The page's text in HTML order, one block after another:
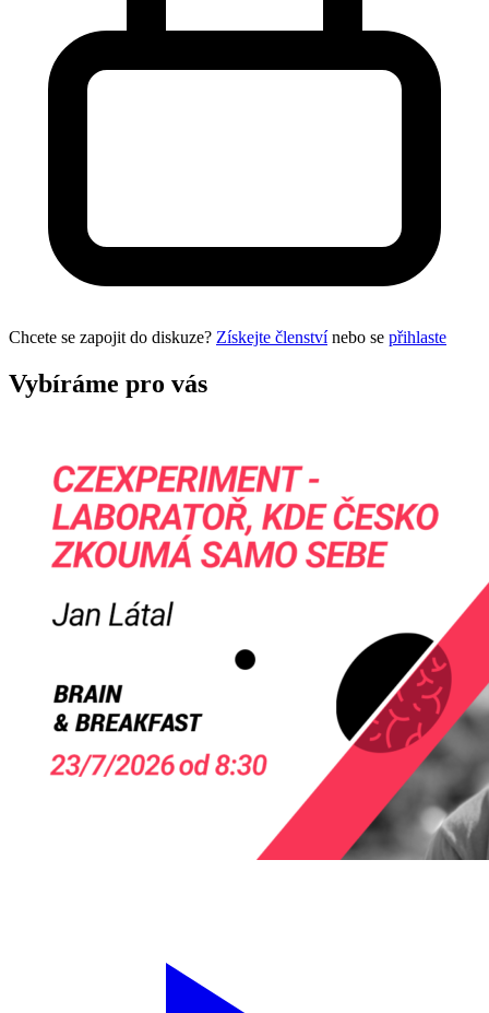
Chcete se zapojit do diskuze? Získejte členstvínebo se přihlaste
Vybíráme pro vás